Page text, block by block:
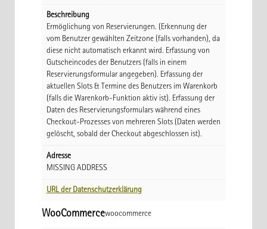
Beschreibung
Ermöglichung von Reservierungen. (Erkennung der
vom Benutzer gewählten Zeitzone (falls vorhanden), da
diese nicht automatisch erkannt wird. Erfassung von
Gutscheincodes der Benutzers (falls in einem
Reservierungsformular angegeben). Erfassung der
aktuellen Slots & Termine des Benutzers im Warenkorb
(falls die Warenkorb-Funktion aktiv ist). Erfassung der
Daten des Reservierungsformulars während eines
Checkout-Prozesses von mehreren Slots (Daten werden
gelöscht, sobald der Checkout abgeschlossen ist).
Adresse
MISSING ADDRESS
URL der Datenschutzerklärung
WooCommercewoocommerce